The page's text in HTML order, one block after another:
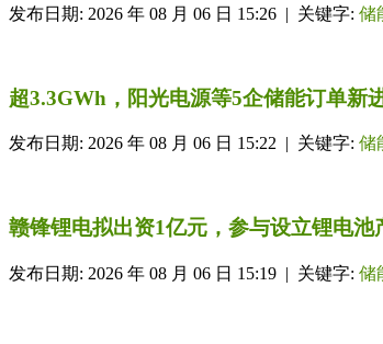
发布日期: 2026 年 08 月 06 日 15:26 | 关键字: 储
超3.3GWh，阳光电源等5企储能订单新
发布日期: 2026 年 08 月 06 日 15:22 | 关键字: 储
赣锋锂电拟出资1亿元，参与设立锂电池
发布日期: 2026 年 08 月 06 日 15:19 | 关键字: 储